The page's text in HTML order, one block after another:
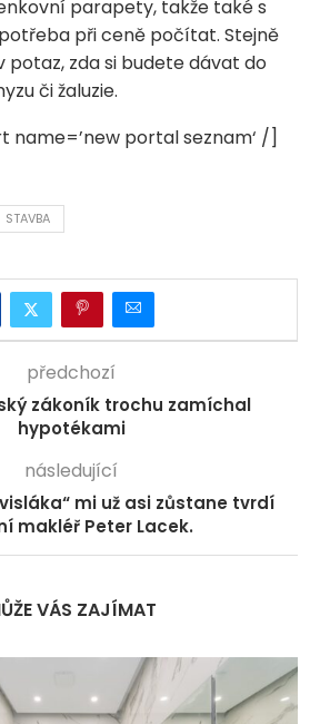
parapety, takže také s
při ceně počítat. Stejně
zda si budete dávat do
či žaluzie.
portal seznam‘ /]
STAVBA
předchozí
zákoník trochu zamíchal
hypotékami
následující
mi už asi zůstane tvrdí
makléř Peter Lacek.
VÁS ZAJÍMAT